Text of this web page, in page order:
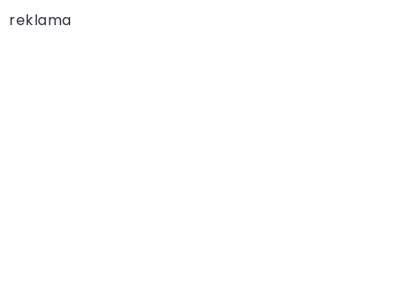
reklama